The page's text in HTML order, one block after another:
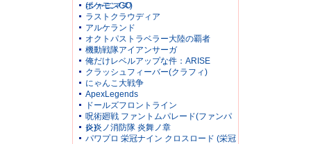
(シャニマス)
ポケモンGO
ラストクラウディア
アルケランド
オクトパストラベラー大陸の覇者
機動戦隊アイアンサーガ
俺だけレベルアップな件：ARISE
クラッシュフィーバー(クラフィ)
にゃんこ大戦争
ApexLegends
ドールズフロントライン
呪術廻戦 ファントムパレード(ファンパ
レ)
炎炎ノ消防隊 炎舞ノ章
パワプロ 栄冠ナイン クロスロード (栄冠